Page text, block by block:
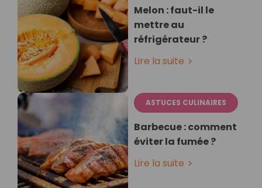
Melon : faut-il le
mettre au
réfrigérateur ?
Lire la suite
ASTUCES CULINAIRES
Barbecue : comment
éviter la fumée ?
Lire la suite